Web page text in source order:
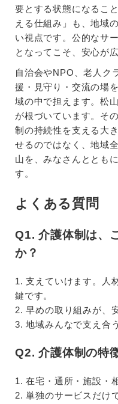
要とする状態になるこ
える仕組み」も、地域
い視点です。公的なサ
となってこそ、安心が
自治会やNPO、老人ク
援・見守り・交流の場
域の中で担えます。松
が根づいています。そ
制の持続性を支える大
せるのではなく、地域
山を、みなさんととも
す。
よくある質問
Q1. 介護体制は、
か？
1. 支えていけます。人
鍵です。
2. 早めの取り組みが、
3. 地域みんなで支え合
Q2. 介護体制の特
1. 在宅・通所・施設・
2. 単独のサービスだけ